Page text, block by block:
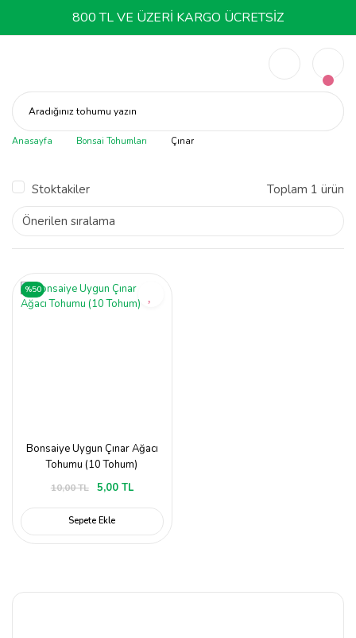
800 TL VE ÜZERİ KARGO ÜCRETSİZ
Aradığınız tohumu yazın
Anasayfa Bonsai Tohumları Çınar
Stoktakiler Toplam 1 ürün
%50
Bonsaiye Uygun Çınar Ağacı
Tohumu (10 Tohum)
10,00 TL 5,00 TL
Sepete Ekle